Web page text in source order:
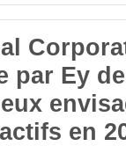
par Ey
en